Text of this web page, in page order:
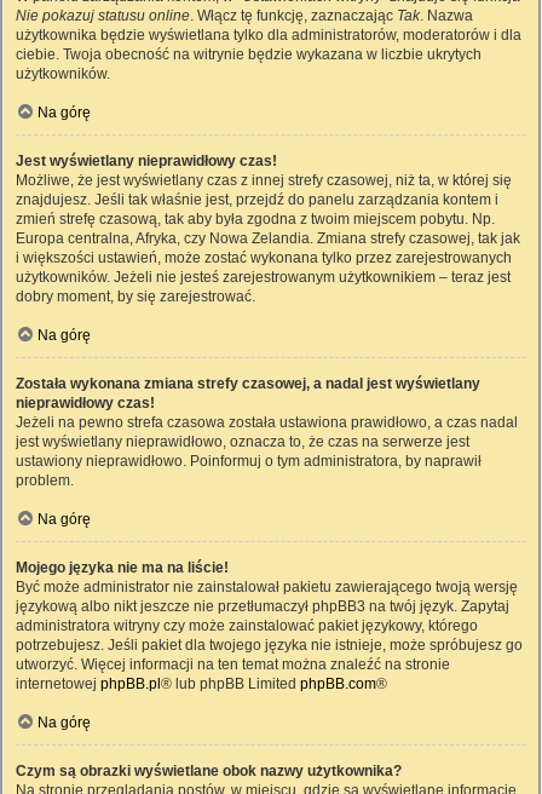
Nie pokazuj statusu online. Włącz tę funkcję, zaznaczając Tak. Nazwa
użytkownika będzie wyświetlana tylko dla administratorów, moderatorów i dla
ciebie. Twoja obecność na witrynie będzie wykazana w liczbie ukrytych
użytkowników.
Na górę
Jest wyświetlany nieprawidłowy czas!
Możliwe, że jest wyświetlany czas z innej strefy czasowej, niż ta, w której się
znajdujesz. Jeśli tak właśnie jest, przejdź do panelu zarządzania kontem i
zmień strefę czasową, tak aby była zgodna z twoim miejscem pobytu. Np.
Europa centralna, Afryka, czy Nowa Zelandia. Zmiana strefy czasowej, tak jak
i większości ustawień, może zostać wykonana tylko przez zarejestrowanych
użytkowników. Jeżeli nie jesteś zarejestrowanym użytkownikiem – teraz jest
dobry moment, by się zarejestrować.
Na górę
Została wykonana zmiana strefy czasowej, a nadal jest wyświetlany
nieprawidłowy czas!
Jeżeli na pewno strefa czasowa została ustawiona prawidłowo, a czas nadal
jest wyświetlany nieprawidłowo, oznacza to, że czas na serwerze jest
ustawiony nieprawidłowo. Poinformuj o tym administratora, by naprawił
problem.
Na górę
Mojego języka nie ma na liście!
Być może administrator nie zainstalował pakietu zawierającego twoją wersję
językową albo nikt jeszcze nie przetłumaczył phpBB3 na twój język. Zapytaj
administratora witryny czy może zainstalować pakiet językowy, którego
potrzebujesz. Jeśli pakiet dla twojego języka nie istnieje, może spróbujesz go
utworzyć. Więcej informacji na ten temat można znaleźć na stronie
internetowej phpBB.pl ® lub phpBB Limited phpBB.com®
Na górę
Czym są obrazki wyświetlane obok nazwy użytkownika?
Na stronie przeglądania postów, w miejscu, gdzie są wyświetlane informacje